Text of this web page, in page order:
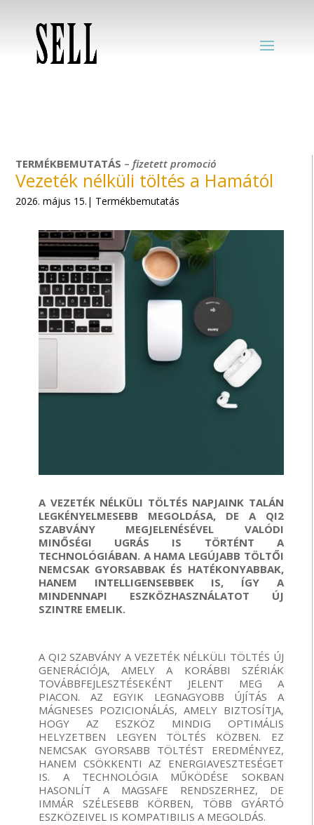
TERMÉKBEMUTATÁS –fizetett promoció
Vezeték nélküli töltés a Hamától
2026. május 15.| Termékbemutatás
A VEZETÉK NÉLKÜLI TÖLTÉS NAPJAINK TALÁN
LEGKÉNYELMESEBB MEGOLDÁSA, DE A QI2
SZABVÁNY MEGJELENÉSÉVEL VALÓDI
MINŐSÉGI UGRÁS IS TÖRTÉNT A
TECHNOLÓGIÁBAN. A HAMA LEGÚJABB TÖLTŐI
NEMCSAK GYORSABBAK ÉS HATÉKONYABBAK,
HANEM INTELLIGENSEBBEK IS, ÍGY A
MINDENNAPI ESZKÖZHASZNÁLATOT ÚJ
SZINTRE EMELIK.
A QI2 SZABVÁNY A VEZETÉK NÉLKÜLI TÖLTÉS ÚJ
GENERÁCIÓJA, AMELY A KORÁBBI SZÉRIÁK
TOVÁBBFEJLESZTÉSEKÉNT JELENT MEG A
PIACON. AZ EGYIK LEGNAGYOBB ÚJÍTÁS A
MÁGNESES POZICIONÁLÁS, AMELY BIZTOSÍTJA,
HOGY AZ ESZKÖZ MINDIG OPTIMÁLIS
HELYZETBEN LEGYEN TÖLTÉS KÖZBEN. EZ
NEMCSAK GYORSABB TÖLTÉST EREDMÉNYEZ,
HANEM CSÖKKENTI AZ ENERGIAVESZTESÉGET
IS. A TECHNOLÓGIA MŰKÖDÉSE SOKBAN
HASONLÍT A MAGSAFE RENDSZERHEZ, DE
IMMÁR SZÉLESEBB KÖRBEN, TÖBB GYÁRTÓ
ESZKÖZEIVEL IS KOMPATIBILIS A MEGOLDÁS.